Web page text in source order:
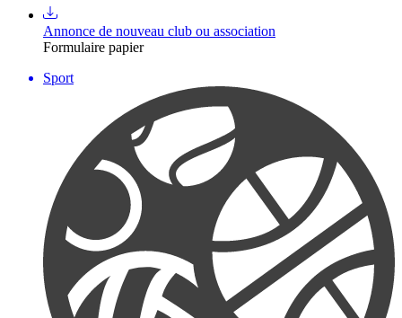
Annonce de nouveau club ou association
Formulaire papier
Sport